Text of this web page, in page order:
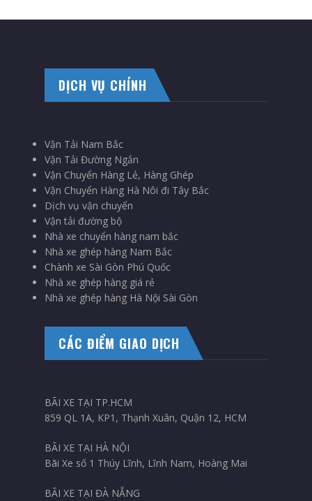
DỊCH VỤ CHÍNH
Vận Tải Nam Bắc
Vận Tải Đường Ngắn
Vận Chuyển Hàng Lẻ, Hàng Ghép
Vận Chuyển Hàng Hà Nôi đi Tây Bắc
Dịch vụ vận chuyển
Vận tải đường bộ
Nhà xe chuyển hàng nam bắc
Nhà xe ghép hàng Nam Bắc
Chành xe Sài Gòn Phú Quốc
Nhà xe ghép hàng giá rẻ
Nhà xe ghép hàng Hà Nội Sài Gòn
CÁC ĐIỂM GIAO DỊCH
BÃI XE TẠI TP.HCM
859 QL 1A, KP1, Thạnh Xuân, Quận 12, HCM
BÃI XE TẠI HÀ NỘI
Bãi Xe số 1 Thúy Lĩnh, Lĩnh Nam, Hoàng Mai
BÃI XE TẠI ĐÀ NẴNG